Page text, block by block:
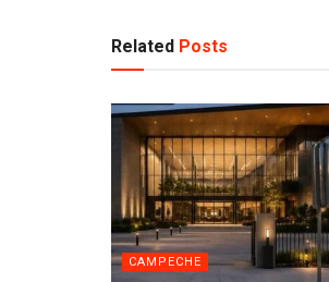
Related Posts
CAMPECHE